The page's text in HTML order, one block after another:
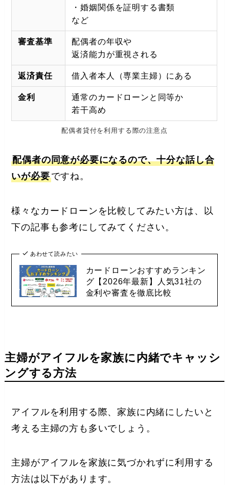
・婚姻関係を証明する書類
など
審査基準
配偶者の年収や
返済能力が重視される
返済責任 借入者本人（専業主婦）にある
金利
通常のカードローンと同等か
若干高め
配偶者貸付を利用する際の注意点
配偶者の同意が必要になるので、十分な話し合
いが必要ですね。
様々なカードローンを比較してみたい方は、以
下の記事も参考にしてみてください。
あわせて読みたい
カードローンおすすめランキン
グ【2026年最新】人気31社の
金利や審査を徹底比較
主婦がアイフルを家族に内緒でキャッシ
ングする方法
アイフルを利用する際、家族に内緒にしたいと
考える主婦の方も多いでしょう。
主婦がアイフルを家族に気づかれずに利用する
方法は以下があります。